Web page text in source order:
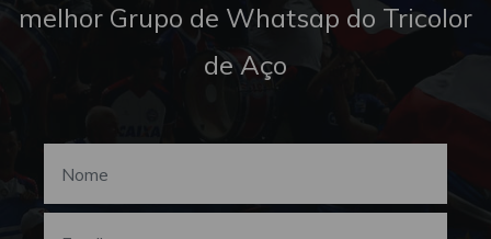
melhor Grupo de Whatsap do Tricolor
de Aço